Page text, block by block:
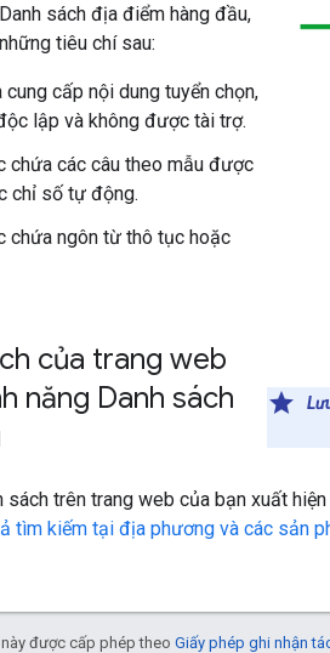
sách địa điểm hàng đầu,
tiêu chí sau:
cung cấp nội dung tuyển chọn,
lập và không được tài trợ.
chứa các câu theo mẫu được
chỉ số tự động.
chứa ngôn từ thô tục hoặc
của trang web
năng Danh sách
trên trang web của bạn xuất
tìm kiếm tại địa phương và các sản
được cấp phép theo Giấy phép ghi nhận